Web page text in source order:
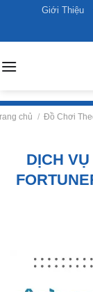
content
Giới Thiệu
chủ / Đồ Chơi
DỊCH